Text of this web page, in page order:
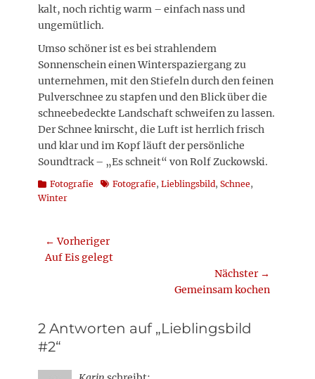
kalt, noch richtig warm – einfach nass und
ungemütlich.
Umso schöner ist es bei strahlendem
Sonnenschein einen Winterspaziergang zu
unternehmen, mit den Stiefeln durch den feinen
Pulverschnee zu stapfen und den Blick über die
schneebedeckte Landschaft schweifen zu lassen.
Der Schnee knirscht, die Luft ist herrlich frisch
und klar und im Kopf läuft der persönliche
Soundtrack – „Es schneit“ von Rolf Zuckowski.
Kategorien
Fotografie Schlagworte
Fotografie, Lieblingsbild, Schnee,
Winter
Beitragsnavigation
← Vorheriger
Vorheriger
Auf Eis gelegt
Nächster →
Gemeinsam kochen
2 Antworten auf „Lieblingsbild
#2“